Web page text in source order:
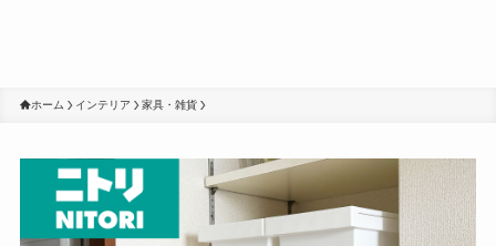
ホーム インテリア 家具・雑貨